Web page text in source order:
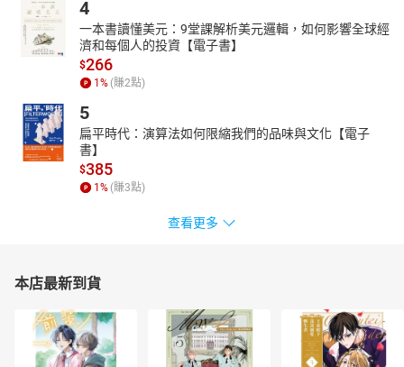
4
一本書讀懂美元：9堂課解析美元邏輯，如何影響全球經
濟和每個人的投資【電子書】
$266
1% (賺2點)
5
扁平時代：演算法如何限縮我們的品味與文化【電子
書】
$385
1% (賺3點)
查看更多
本店最新到貨